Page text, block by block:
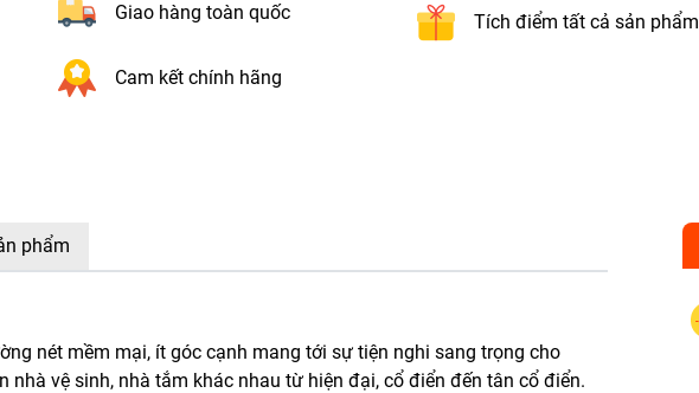
Giao hàng toàn quốc Tích điểm tất cả sản phẩm
Cam kết chính hãng
phẩm
nét mềm mại, ít góc cạnh mang tới sự tiện nghi sang trọng cho
vệ sinh, nhà tắm khác nhau từ hiện đại, cổ điển đến tân cổ điển.